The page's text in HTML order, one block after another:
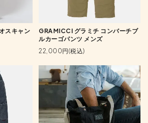
スキャン
GRAMICCI グラミチ コンバーチブ
ルカーゴパンツ メンズ
22,000円(税込)